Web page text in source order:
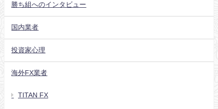
勝ち組へのインタビュー
国内業者
投資家心理
海外FX業者
TITAN FX